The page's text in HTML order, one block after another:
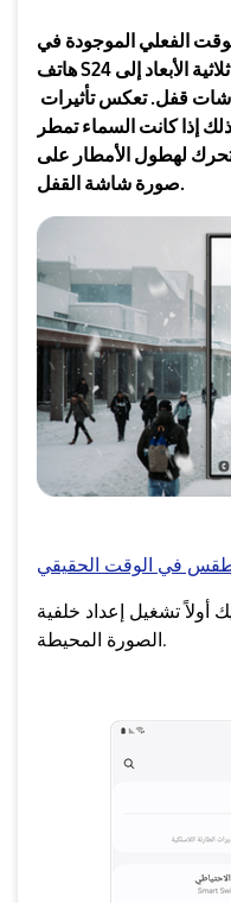
الفعلي الموجودة في
هاتف S24 الجديد تأثيرات طقس متحركة ثلاثية الأبعاد إلى
قفل. تعكس تأثيرات
إذا كانت السماء تمطر
لهطول الأمطار على
صورة شاشة القفل.
في الوقت الحقيقي
تشغيل إعداد خلفية
الصورة المحيطة.